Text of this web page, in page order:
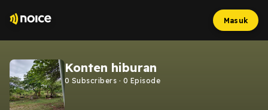
Masuk
Konten hiburan
0 Subscribers · 0 Episode